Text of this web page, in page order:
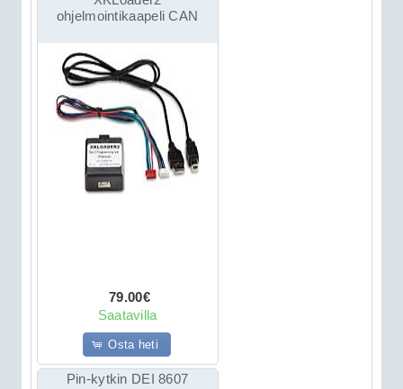
ohjelmointikaapeli CAN
79.00€
Saatavilla
Osta heti
Pin-kytkin DEI 8607